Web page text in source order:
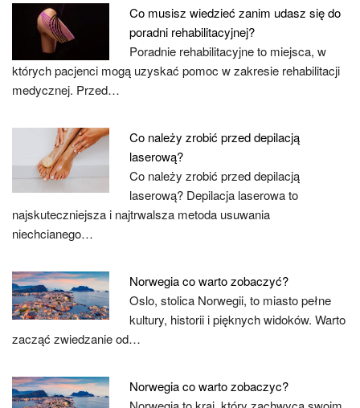
Co musisz wiedzieć zanim udasz się do
poradni rehabilitacyjnej?
Poradnie rehabilitacyjne to miejsca, w
których pacjenci mogą uzyskać pomoc w zakresie rehabilitacji
medycznej. Przed…
Co należy zrobić przed depilacją
laserową?
Co należy zrobić przed depilacją
laserową? Depilacja laserowa to
najskuteczniejsza i najtrwalsza metoda usuwania
niechcianego…
Norwegia co warto zobaczyć?
Oslo, stolica Norwegii, to miasto pełne
kultury, historii i pięknych widoków. Warto
zacząć zwiedzanie od…
Norwegia co warto zobaczyc?